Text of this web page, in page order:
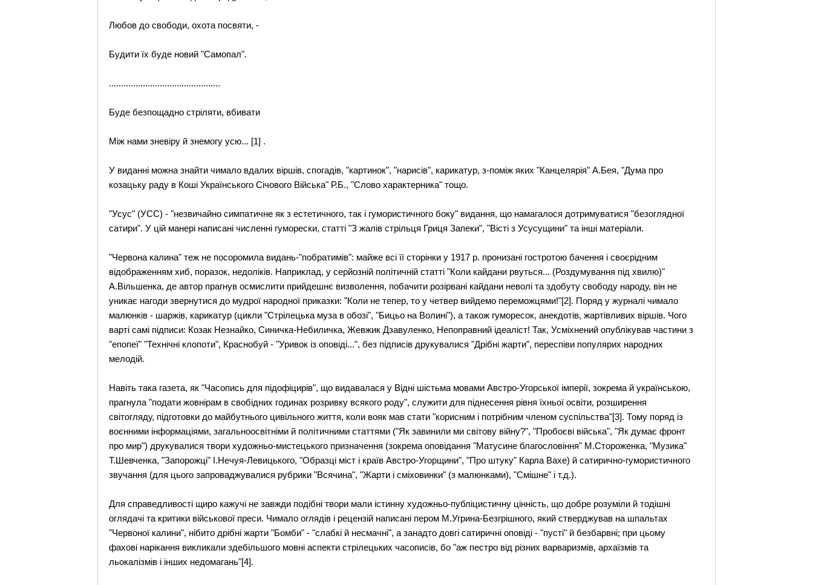
Любов до свободи, охота посвяти, -
Будити їх буде новий "Самопал".
..............................................
Буде безпощадно стріляти, вбивати
Між нами зневіру й знемогу усю... [1] .
У виданні можна знайти чимало вдалих віршів, спогадів, "картинок", "нарисів", карикатур, з-поміж яких "Канцелярія" А.Бея, "Дума про
козацьку раду в Коші Українського Січового Війська" Р.Б., "Слово характерника" тощо.
"Усус" (УСС) - "незвичайно симпатичне як з естетичного, так і гумористичного боку" видання, що намагалося дотримуватися "безоглядної
сатири". У цій манері написані численні гуморески, статті "З жалів стрільця Гриця Запеки", "Вісті з Усусущини" та інші матеріали.
"Червона калина" теж не посоромила видань-"побратимів": майже всі її сторінки у 1917 р. пронизані гостротою бачення і своєрідним
відображенням хиб, поразок, недоліків. Наприклад, у серйозній політичній статті "Коли кайдани рвуться... (Роздумування під хвилю)"
А.Вільшенка, де автор прагнув осмислити прийдешнє визволення, побачити розірвані кайдани неволі та здобуту свободу народу, він не
уникає нагоди звернутися до мудрої народної приказки: "Коли не тепер, то у четвер вийдемо переможцями!"[2]. Поряд у журналі чимало
малюнків - шаржів, карикатур (цикли "Стрілецька муза в обозі", "Бицьо на Волині"), а також гуморесок, анекдотів, жартівливих віршів. Чого
варті самі підписи: Козак Незнайко, Синичка-Небиличка, Жевжик Дзавуленко, Непоправний ідеаліст! Так, Усміхнений опублікував частини з
"епопеї" "Технічні клопоти", Краснобуй - "Уривок із оповіді...", без підписів друкувалися "Дрібні жарти", переспіви популярих народних
мелодій.
Навіть така газета, як "Часопись для підофіцирів", що видавалася у Відні шістьма мовами Австро-Угорської імперії, зокрема й українською,
прагнула "подати жовнірам в свобідних годинах розривку всякого роду", служити для піднесення рівня їхньої освіти, розширення
світогляду, підготовки до майбутнього цивільного життя, коли вояк мав стати "корисним і потрібним членом суспільства"[3]. Тому поряд із
воєнними інформаціями, загальноосвітніми й політичними статтями ("Як завинили ми світову війну?", "Пробоєві війська", "Як думає фронт
про мир") друкувалися твори художньо-мистецького призначення (зокрема оповідання "Матусине благословіння" М.Стороженка, "Музика"
Т.Шевченка, "Запорожці" І.Нечуя-Левицького, "Образці міст і країв Австро-Угорщини", "Про штуку" Карла Вахе) й сатирично-гумористичного
звучання (для цього запроваджувалися рубрики "Всячина", "Жарти і сміховинки" (з малюнками), "Смішне" і т.д.).
Для справедливості щиро кажучі не завжди подібні твори мали істинну художньо-публіцистичну цінність, що добре розуміли й тодішні
оглядачі та критики військової преси. Чимало оглядів і рецензій написані пером М.Угрина-Безгрішного, який стверджував на шпальтах
"Червоної калини", нібито дрібні жарти "Бомби" - "слабкі й несмачні", а занадто довгі сатиричні оповіді - "пусті" й безбарвні; при цьому
фахові нарікання викликали здебільшого мовні аспекти стрілецьких часописів, бо "аж пестро від різних варваризмів, архаїзмів та
льокалізмів і інших недомагань"[4].